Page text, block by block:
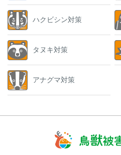
ハクビシン対策
タヌキ対策
アナグマ対策